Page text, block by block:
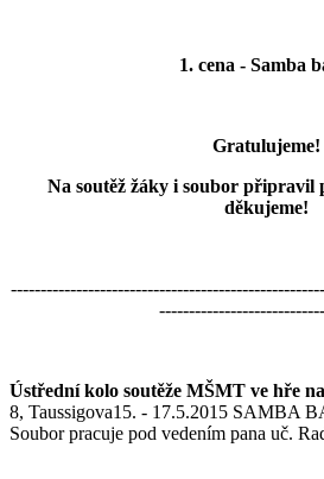
1. cena - Samba
Gratulujeme!
Na soutěž žáky i soubor připravil
děkujeme!
Ústřední kolo soutěže MŠMT ve hře
8, Taussigova15. - 17.5.2015 SAMBA
Soubor pracuje pod vedením pana uč.